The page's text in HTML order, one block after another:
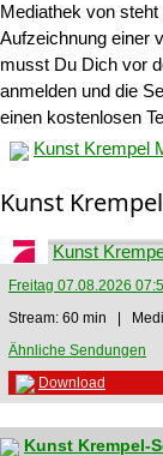
Mediathek von
Aufzeichnung einer
musst Du Dich vor
anmelden und die
einen kostenlosen
Kunst Krempel
Kunst
Kunst
Freitag 07.08.2026
Stream: 60 min |
Ähnliche Sendungen
Download
Kunst Krempel-